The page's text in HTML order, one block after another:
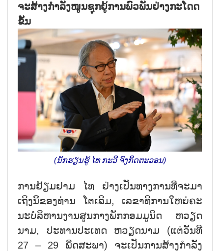
ຈະສ້າງກຳລັງໜູນຊຸກຍູ້ການພົວພັນຢ່າງກະໂດດ
ຂັ້ນ
(ນັກຮຽນຮູ້ ໄທ ກະວີ ຈົງກິດຕະວອນ)
ການ​ຢ້ຽມ​ຢາມ ໄທ ຢ່າງ​ເປັນ​ທາງ​ການທີ່​ຈະ​ມາ​
ເຖິງນີ້​ຂອງ​ທ່ານ ໂຕ​ເລິມ, ເລ​ຂາ​ທິ​ການ​ໃຫຍ່​ຄະ​
ນະ​ບໍ​ລິ​ຫານ​ງານ​ສູນ​ກາງ​ພັກ​ກອມ​ມູ​ນິດ ຫວຽດ​
ນາມ, ປະ​ທານ​ປະ​ເທດ ຫວຽດ​ນາມ (ແຕ່​ວັນ​ທີ
27 – 29 ພຶດ​ສະ​ພາ) ຈະ​ເປັນ​ການ​ສ້າງ​ກຳ​ລັງ​